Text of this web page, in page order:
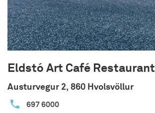
Eldstó Art Café Restaurant
Austurvegur 2, 860 Hvolsvöllur
697 6000